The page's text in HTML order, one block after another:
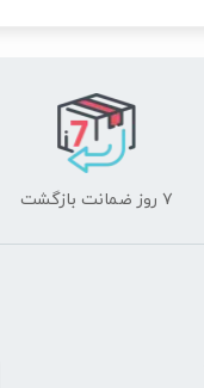
۷ روز ضمانت بازگشت